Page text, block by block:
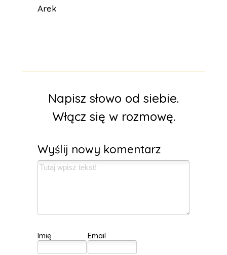
Arek
Napisz słowo od siebie.
Włącz się w rozmowę.
Wyślij nowy komentarz
Imię Email